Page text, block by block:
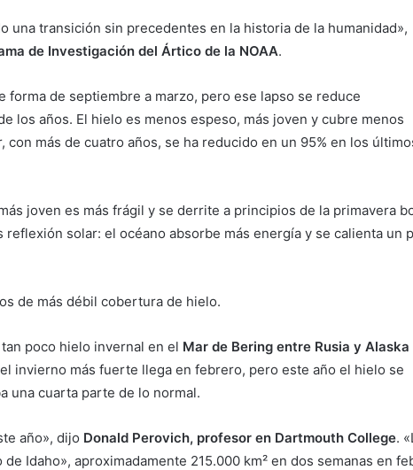
una transición sin precedentes en la historia de la humanidad»,
de Investigación del Ártico de la NOAA.
forma de septiembre a marzo, pero ese lapso se reduce
los años. El hielo es menos espeso, más joven y cubre menos
con más de cuatro años, se ha reducido en un 95% en los
joven es más frágil y se derrite a principios de la primavera
solar: el océano absorbe más energía y se calienta un
de más débil cobertura de hielo.
poco hielo invernal en el Mar de Bering entre Rusia y Alaska
invierno más fuerte llega en febrero, pero este año el hielo se
una cuarta parte de lo normal.
año», dijo Donald Perovich, profesor en Dartmouth College.
Idaho», aproximadamente 215.000 km² en dos semanas en